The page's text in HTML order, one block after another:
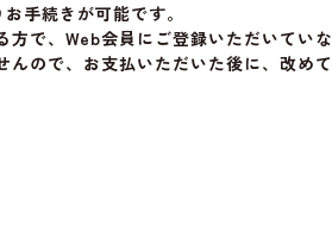
手続きが可能です。
で、Web会員にご登録いただいてい
ので、お支払いただいた後に、改め